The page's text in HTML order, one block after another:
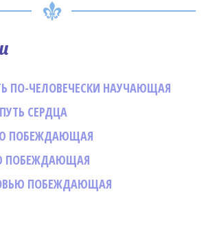
ПО-ЧЕЛОВЕЧЕСКИ НАУЧАЮЩАЯ
СЕРДЦА
ПОБЕЖДАЮЩАЯ
ПОБЕЖДАЮЩАЯ
ПОБЕЖДАЮЩАЯ